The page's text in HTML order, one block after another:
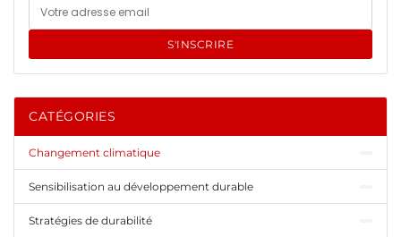
S'INSCRIRE
CATÉGORIES
Changement climatique
Sensibilisation au développement durable
Stratégies de durabilité